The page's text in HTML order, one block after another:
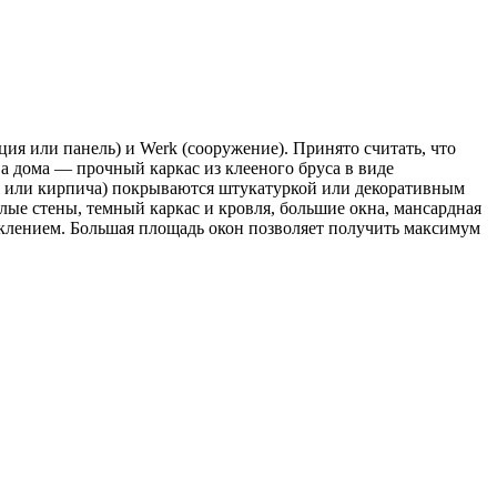
или панель) и Werk (сооружение). Принято считать, что
дома — прочный каркас из клееного бруса в виде
кирпича) покрываются штукатуркой или декоративным
стены, темный каркас и кровля, большие окна, мансардная
Большая площадь окон позволяет получить максимум